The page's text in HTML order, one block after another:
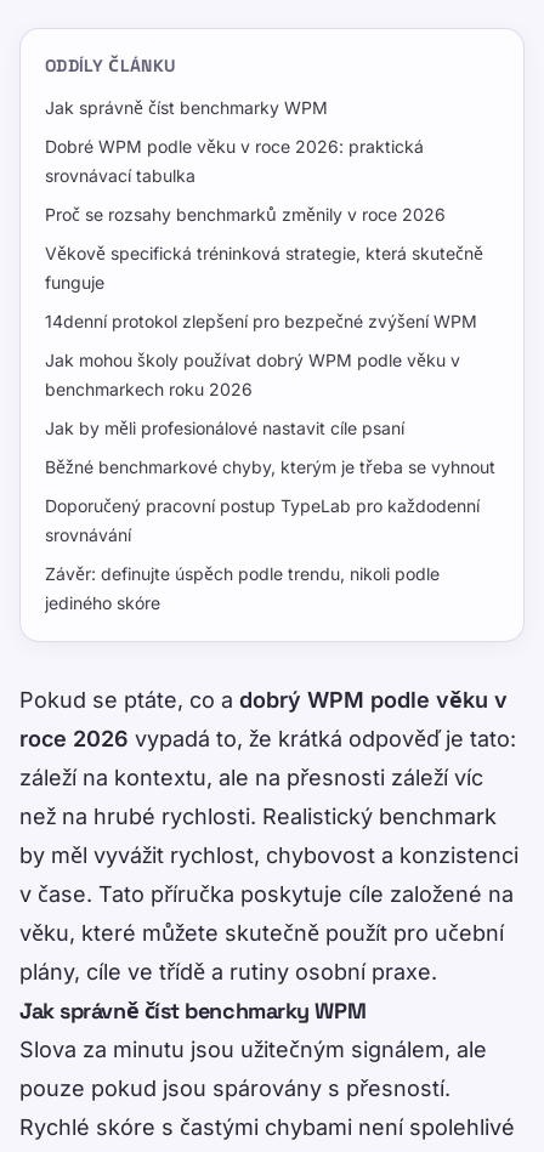
ODDÍLY ČLÁNKU
Jak správně číst benchmarky WPM
Dobré WPM podle věku v roce 2026: praktická
srovnávací tabulka
Proč se rozsahy benchmarků změnily v roce 2026
Věkově specifická tréninková strategie, která skutečně
funguje
14denní protokol zlepšení pro bezpečné zvýšení WPM
Jak mohou školy používat dobrý WPM podle věku v
benchmarkech roku 2026
Jak by měli profesionálové nastavit cíle psaní
Běžné benchmarkové chyby, kterým je třeba se vyhnout
Doporučený pracovní postup TypeLab pro každodenní
srovnávání
Závěr: definujte úspěch podle trendu, nikoli podle
jediného skóre
Pokud se ptáte, co a dobrý WPM podle věku v
roce 2026 vypadá to, že krátká odpověď je tato:
záleží na kontextu, ale na přesnosti záleží víc
než na hrubé rychlosti. Realistický benchmark
by měl vyvážit rychlost, chybovost a konzistenci
v čase. Tato příručka poskytuje cíle založené na
věku, které můžete skutečně použít pro učební
plány, cíle ve třídě a rutiny osobní praxe.
Jak správně číst benchmarky WPM
Slova za minutu jsou užitečným signálem, ale
pouze pokud jsou spárovány s přesností.
Rychlé skóre s častými chybami není spolehlivé